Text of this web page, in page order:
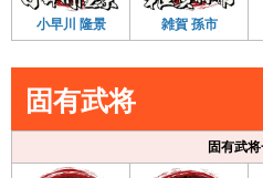
小早川 隆景 雑賀 孫市
固有武将
固有武